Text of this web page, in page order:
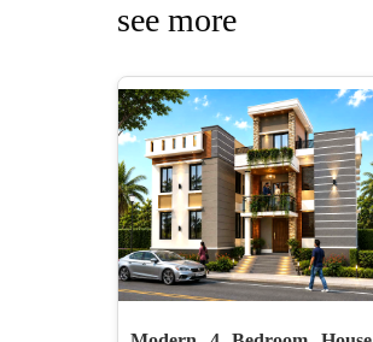
see more